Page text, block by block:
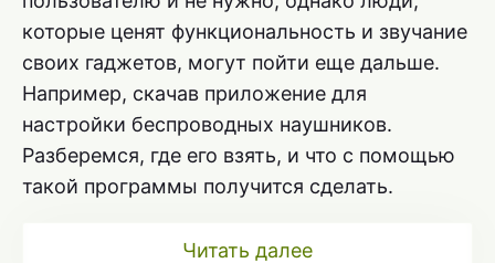
которые ценят функциональность и звучание
своих гаджетов, могут пойти еще дальше.
Например, скачав приложение для
настройки беспроводных наушников.
Разберемся, где его взять, и что с помощью
такой программы получится сделать.
Читать далее